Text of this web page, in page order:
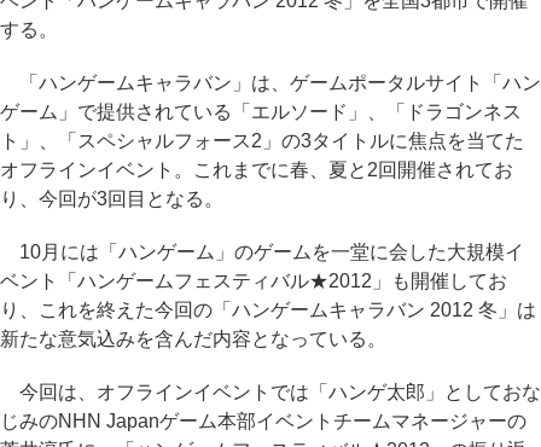
する。
「ハンゲームキャラバン」は、ゲームポータルサイト「ハン
ゲーム」で提供されている「エルソード」、「ドラゴンネス
ト」、「スペシャルフォース2」の3タイトルに焦点を当てた
オフラインイベント。これまでに春、夏と2回開催されてお
り、今回が3回目となる。
10月には「ハンゲーム」のゲームを一堂に会した大規模イ
ベント「ハンゲームフェスティバル★2012」も開催してお
り、これを終えた今回の「ハンゲームキャラバン 2012 冬」は
新たな意気込みを含んだ内容となっている。
今回は、オフラインイベントでは「ハンゲ太郎」としておな
じみのNHN Japanゲーム本部イベントチームマネージャーの